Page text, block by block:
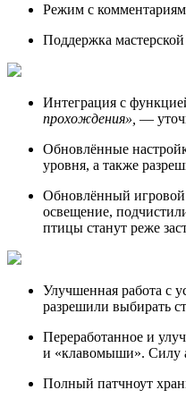
Режим с
Поддержка
Интеграция с
прохождения», —
Обновлённые
уровня, а также
Обновлённый игровой
освещение,
птицы станут реже
Улучшенная работа с
разрешили выбирать
Переработанное и
и «клавомыши». Силу
Полный патчноут